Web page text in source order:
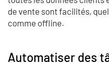
de vente sont facilités,
comme offline.
Automatiser des